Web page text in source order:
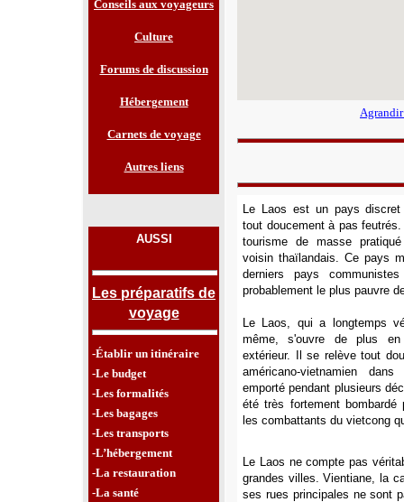
Conseils aux voyageurs
Culture
Forums de discussion
Hébergement
Carnets de voyage
Autres liens
AUSSI
Les préparatifs de
voyage
-Établir un itinéraire
-Le budget
-Les formalités
-Les bagages
-Les transports
-L’hébergement
-La restauration
-La santé
Le Laos est un pays discret
tout doucement à pas
tourisme de masse
voisin thaïlandais. Ce pays
derniers pays
probablement le plus pauvre
Le Laos, qui a longtemps
même, s'ouvre de plus
extérieur. Il se relève tout
américano-vietnamien
emporté pendant plusieurs
été très fortement bombardé
les combattants du vietcong
Le Laos ne compte pas
grandes villes. Vientiane, la
ses rues principales ne sont